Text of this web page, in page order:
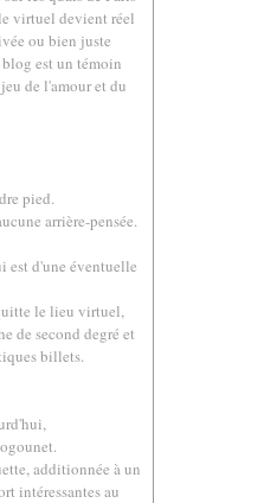
virtuel devient réel
ou bien juste
est un témoin
de l'amour et du
pied.
arrière-pensée.
est d'une éventuelle
le lieu virtuel,
de second degré et
billets.
additionnée à un
intéressantes au